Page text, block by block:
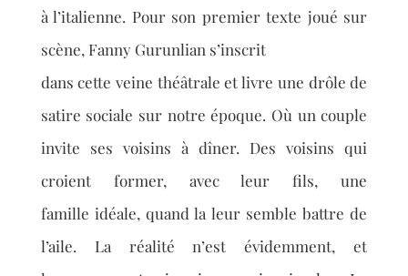
à l’italienne. Pour son premier texte joué sur
scène, Fanny Gurunlian s’inscrit
dans cette veine théâtrale et livre une drôle de
satire sociale sur notre époque. Où uncouple
invite ses voisins à dîner. Des voisins qui
croient former, avec leur fils, une
famille idéale, quand la leur semble battre de
l’aile. La réalité n’est évidemment, et